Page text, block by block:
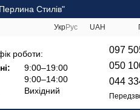
Стилів"
УкрРус UAH
роботи:
9:00–19:00
9:00–14:00
Вихідний
097
050
044